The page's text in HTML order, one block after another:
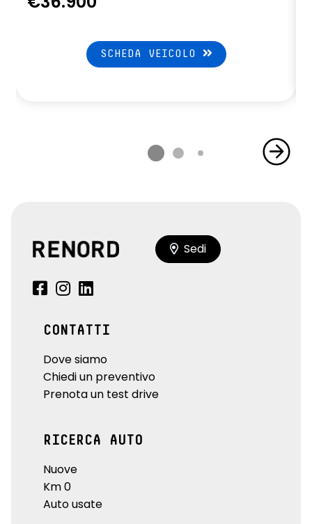
SCHEDA VEICOLO
Sedi
CONTATTI
Dove siamo
Chiedi un preventivo
Prenota un test drive
RICERCA AUTO
Nuove
Km 0
Auto usate